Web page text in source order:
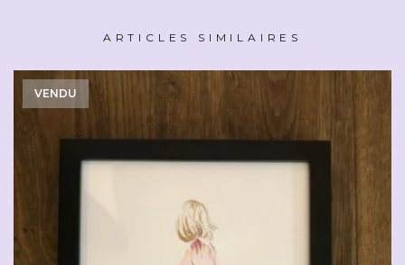
ARTICLES SIMILAIRES
VENDU